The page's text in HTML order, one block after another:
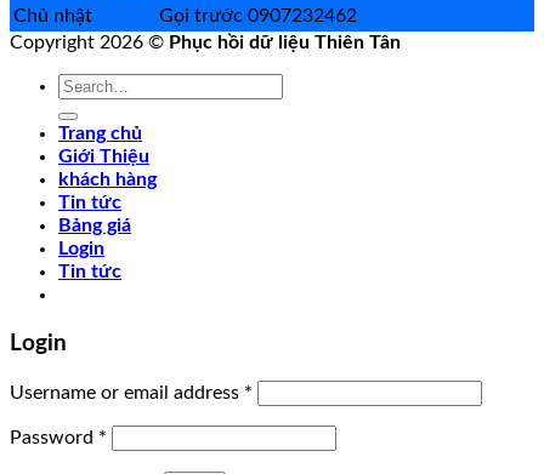
Chủ nhật
Gọi trước 0907232462
Copyright 2026 © Phục hồi dữ liệu Thiên Tân
Search
Trang chủ
Giới Thiệu
khách hàng
Tin tức
Bảng giá
Login
Tin tức
Login
Username or email address *
Password *